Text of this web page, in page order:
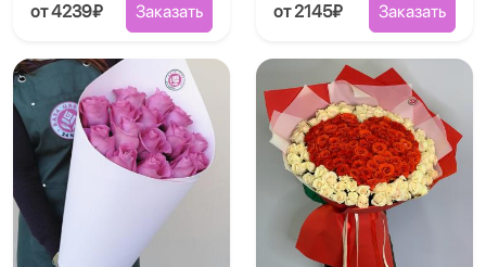
от 4239₽ Заказать от 2145₽ Заказать